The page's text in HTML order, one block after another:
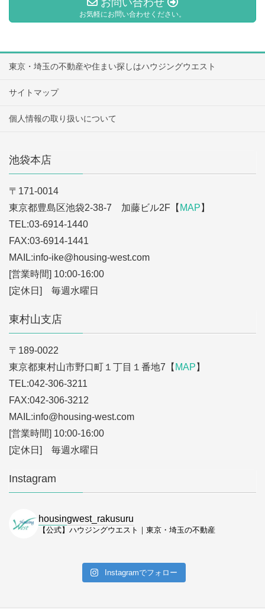
お気軽にお問い合わせください。
東京・埼玉の不動産や住まい探しはハウジングウエスト
サイトマップ
個人情報の取り扱いについて
池袋本店
〒171-0014
東京都豊島区池袋2-38-7 加藤ビル2F【 MAP 】
TEL:03-6914-1440
FAX:03-6914-1441
MAIL:info-ike@housing-west.com
[営業時間] 10:00-16:00
[定休日] 毎週水曜日
東村山支店
〒189-0022
東京都東村山市野口町１丁目１番地7【 MAP 】
TEL:042-306-3211
FAX:042-306-3212
MAIL:info@housing-west.com
[営業時間] 10:00-16:00
[定休日] 毎週水曜日
Instagram
housingwest_rakusuru
【公式】ハウジングウエスト｜東京・埼玉の不動産
Instagramでフォロー